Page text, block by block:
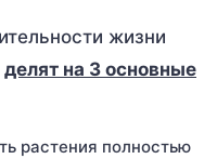
жизни
делят на 3 основные
растения полностью